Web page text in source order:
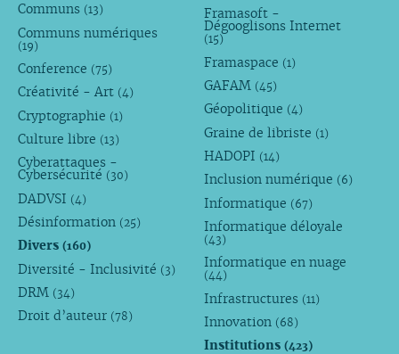
Communs (13)
Communs numériques
(19)
Conference (75)
Créativité - Art (4)
Cryptographie (1)
Culture libre (13)
Cyberattaques -
Cybersécurité (30)
DADVSI (4)
Désinformation (25)
Divers (160)
Diversité - Inclusivité (3)
DRM (34)
Droit d’auteur (78)
Framasoft -
Dégooglisons Internet
(15)
Framaspace (1)
GAFAM (45)
Géopolitique (4)
Graine de libriste (1)
HADOPI (14)
Inclusion numérique (6)
Informatique (67)
Informatique déloyale
(43)
Informatique en nuage
(44)
Infrastructures (11)
Innovation (68)
Institutions(423)